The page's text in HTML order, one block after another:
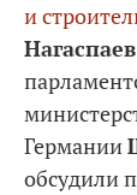
и
Нагаспаев
Германии
обсудили